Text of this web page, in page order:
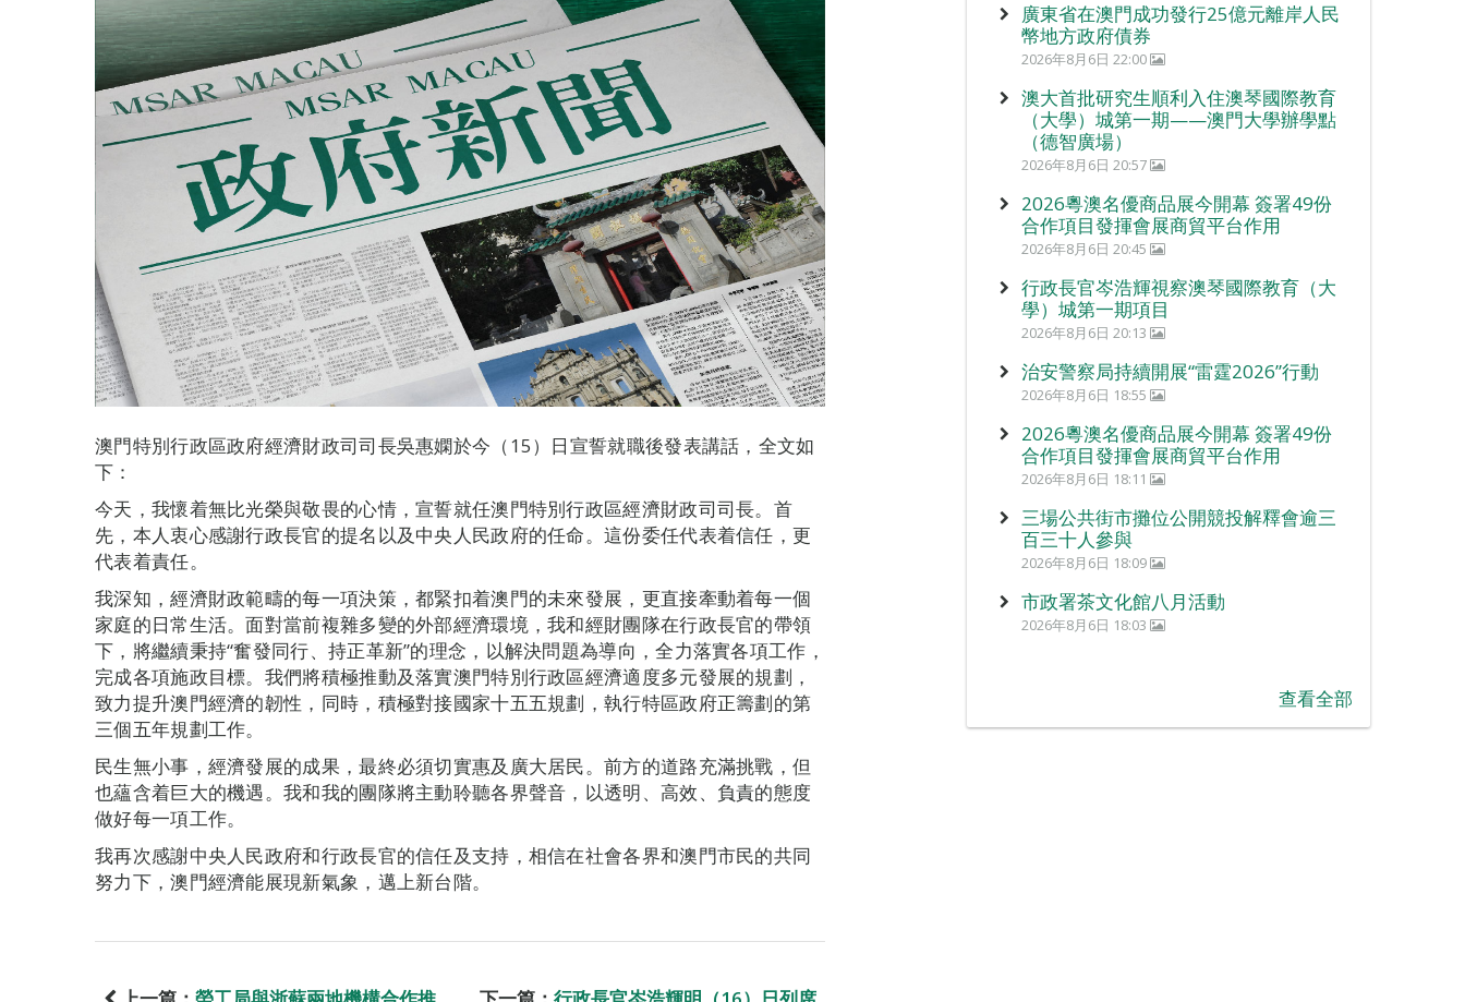
澳門特別行政區政府經濟財政司司長吳惠嫻於今（15）日宣誓就職後發表講話，全文如
下：
今天，我懷着無比光榮與敬畏的心情，宣誓就任澳門特別行政區經濟財政司司長。首
先，本人衷心感謝行政長官的提名以及中央人民政府的任命。這份委任代表着信任，更
代表着責任。
我深知，經濟財政範疇的每一項決策，都緊扣着澳門的未來發展，更直接牽動着每一個
家庭的日常生活。面對當前複雜多變的外部經濟環境，我和經財團隊在行政長官的帶領
下，將繼續秉持“奮發同行、持正革新”的理念，以解決問題為導向，全力落實各項工作，
完成各項施政目標。我們將積極推動及落實澳門特別行政區經濟適度多元發展的規劃，
致力提升澳門經濟的韌性，同時，積極對接國家十五五規劃，執行特區政府正籌劃的第
三個五年規劃工作。
民生無小事，經濟發展的成果，最終必須切實惠及廣大居民。前方的道路充滿挑戰，但
也蘊含着巨大的機遇。我和我的團隊將主動聆聽各界聲音，以透明、高效、負責的態度
做好每一項工作。
我再次感謝中央人民政府和行政長官的信任及支持，相信在社會各界和澳門市民的共同
努力下，澳門經濟能展現新氣象，邁上新台階。
廣東省在澳門成功發行25億元離岸人民
幣地方政府債券
2026年8月6日 22:00
澳大首批研究生順利入住澳琴國際教育
（大學）城第一期——澳門大學辦學點
（德智廣場）
2026年8月6日 20:57
2026粵澳名優商品展今開幕 簽署49份
合作項目發揮會展商貿平台作用
2026年8月6日 20:45
行政長官岑浩輝視察澳琴國際教育（大
學）城第一期項目
2026年8月6日 20:13
治安警察局持續開展“雷霆2026”行動
2026年8月6日 18:55
2026粵澳名優商品展今開幕 簽署49份
合作項目發揮會展商貿平台作用
2026年8月6日 18:11
三場公共街市攤位公開競投解釋會逾三
百三十人參與
2026年8月6日 18:09
市政署茶文化館八月活動
2026年8月6日 18:03
查看全部